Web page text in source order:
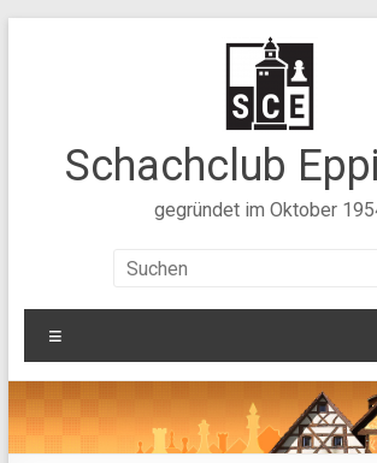
Schachclub
gegründet im Oktober